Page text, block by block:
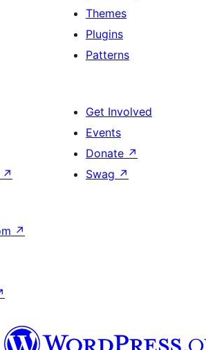
Themes
Plugins
Patterns
↗
Get Involved
Events
Donate ↗
Swag ↗
↗